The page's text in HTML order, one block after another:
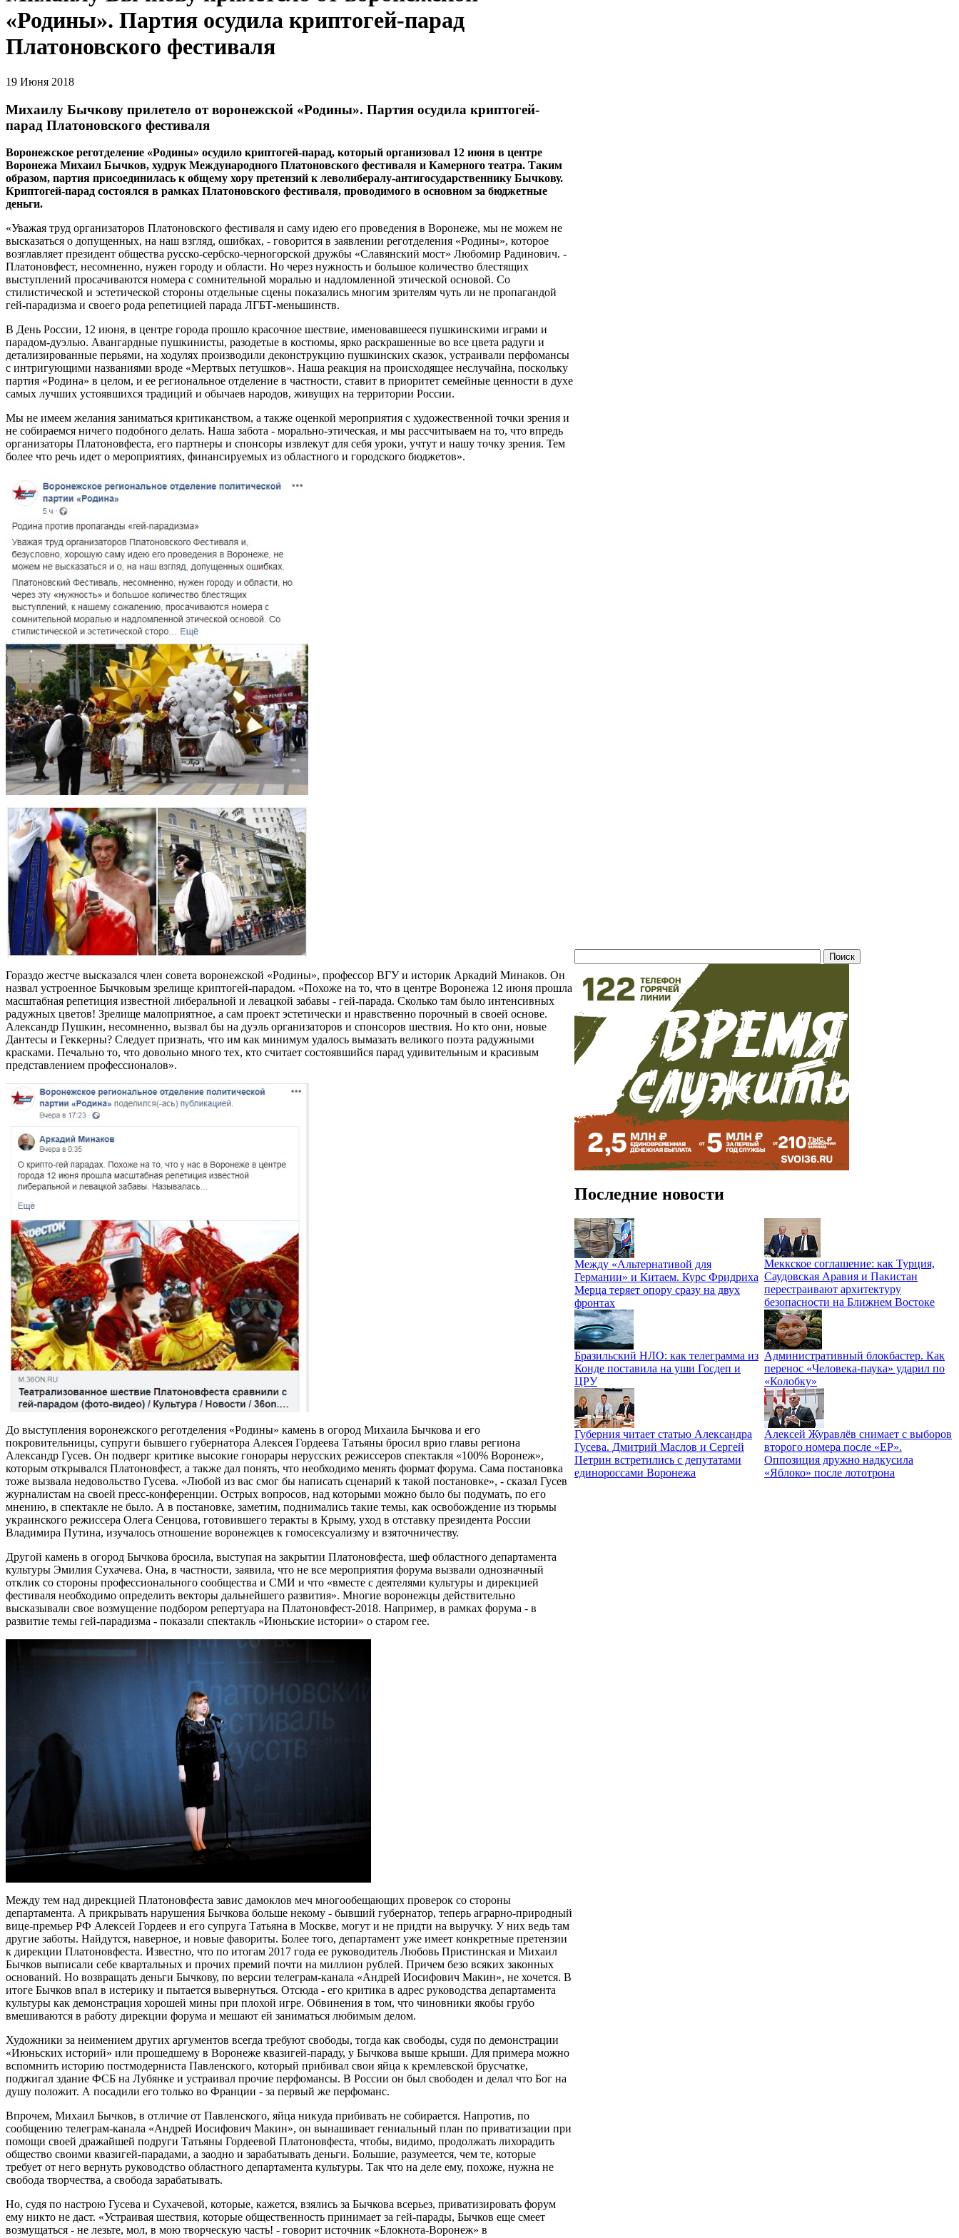
«Родины». Партия осудила криптогей-парад
Платоновского фестиваля
19 Июня 2018
Михаилу Бычкову прилетело от воронежской «Родины». Партия осудила криптогей-
парад Платоновского фестиваля
Воронежское реготделение «Родины» осудило криптогей-парад, который организовал 12 июня в центре
Воронежа Михаил Бычков, худрук Международного Платоновского фестиваля и Камерного театра. Таким
образом, партия присоединилась к общему хору претензий к леволибералу-антигосударственнику Бычкову.
Криптогей-парад состоялся в рамках Платоновского фестиваля, проводимого в основном за бюджетные
деньги.
«Уважая труд организаторов Платоновского фестиваля и саму идею его проведения в Воронеже, мы не можем не
высказаться о допущенных, на наш взгляд, ошибках, - говорится в заявлении реготделения «Родины», которое
возглавляет президент общества русско-сербско-черногорской дружбы «Славянский мост» Любомир Радинович. -
Платоновфест, несомненно, нужен городу и области. Но через нужность и большое количество блестящих
выступлений просачиваются номера с сомнительной моралью и надломленной этической основой. Со
стилистической и эстетической стороны отдельные сцены показались многим зрителям чуть ли не пропагандой
гей-парадизма и своего рода репетицией парада ЛГБТ-меньшинств.
В День России, 12 июня, в центре города прошло красочное шествие, именовавшееся пушкинскими играми и
парадом-дуэлью. Авангардные пушкинисты, разодетые в костюмы, ярко раскрашенные во все цвета радуги и
детализированные перьями, на ходулях производили деконструкцию пушкинских сказок, устраивали перфомансы
с интригующими названиями вроде «Мертвых петушков». Наша реакция на происходящее неслучайна, поскольку
партия «Родина» в целом, и ее региональное отделение в частности, ставит в приоритет семейные ценности в духе
самых лучших устоявшихся традиций и обычаев народов, живущих на территории России.
Мы не имеем желания заниматься критиканством, а также оценкой мероприятия с художественной точки зрения и
не собираемся ничего подобного делать. Наша забота - морально-этическая, и мы рассчитываем на то, что впредь
организаторы Платоновфеста, его партнеры и спонсоры извлекут для себя уроки, учтут и нашу точку зрения. Тем
более что речь идет о мероприятиях, финансируемых из областного и городского бюджетов».
Гораздо жестче высказался член совета воронежской «Родины», профессор ВГУ и историк Аркадий Минаков. Он
назвал устроенное Бычковым зрелище криптогей-парадом. «Похоже на то, что в центре Воронежа 12 июня прошла
масштабная репетиция известной либеральной и левацкой забавы - гей-парада. Сколько там было интенсивных
радужных цветов! Зрелище малоприятное, а сам проект эстетически и нравственно порочный в своей основе.
Александр Пушкин, несомненно, вызвал бы на дуэль организаторов и спонсоров шествия. Но кто они, новые
Дантесы и Геккерны? Следует признать, что им как минимум удалось вымазать великого поэта радужными
красками. Печально то, что довольно много тех, кто считает состоявшийся парад удивительным и красивым
представлением профессионалов».
До выступления воронежского реготделения «Родины» камень в огород Михаила Бычкова и его
покровительницы, супруги бывшего губернатора Алексея Гордеева Татьяны бросил врио главы региона
Александр Гусев. Он подверг критике высокие гонорары нерусских режиссеров спектакля «100% Воронеж»,
которым открывался Платоновфест, а также дал понять, что необходимо менять формат форума. Сама постановка
тоже вызвала недовольство Гусева. «Любой из вас смог бы написать сценарий к такой постановке», - сказал Гусев
журналистам на своей пресс-конференции. Острых вопросов, над которыми можно было бы подумать, по его
мнению, в спектакле не было. А в постановке, заметим, поднимались такие темы, как освобождение из тюрьмы
украинского режиссера Олега Сенцова, готовившего теракты в Крыму, уход в отставку президента России
Владимира Путина, изучалось отношение воронежцев к гомосексуализму и взяточничеству.
Другой камень в огород Бычкова бросила, выступая на закрытии Платоновфеста, шеф областного департамента
культуры Эмилия Сухачева. Она, в частности, заявила, что не все мероприятия форума вызвали однозначный
отклик со стороны профессионального сообщества и СМИ и что «вместе с деятелями культуры и дирекцией
фестиваля необходимо определить векторы дальнейшего развития». Многие воронежцы действительно
высказывали свое возмущение подбором репертуара на Платоновфест-2018. Например, в рамках форума - в
развитие темы гей-парадизма - показали спектакль «Июньские истории» о старом гее.
Между тем над дирекцией Платоновфеста завис дамоклов меч многообещающих проверок со стороны
департамента. А прикрывать нарушения Бычкова больше некому - бывший губернатор, теперь аграрно-природный
вице-премьер РФ Алексей Гордеев и его супруга Татьяна в Москве, могут и не придти на выручку. У них ведь там
другие заботы. Найдутся, наверное, и новые фавориты. Более того, департамент уже имеет конкретные претензии
к дирекции Платоновфеста. Известно, что по итогам 2017 года ее руководитель Любовь Пристинская и Михаил
Бычков выписали себе квартальных и прочих премий почти на миллион рублей. Причем безо всяких законных
оснований. Но возвращать деньги Бычкову, по версии телеграм-канала «Андрей Иосифович Макин», не хочется. В
итоге Бычков впал в истерику и пытается вывернуться. Отсюда - его критика в адрес руководства департамента
культуры как демонстрация хорошей мины при плохой игре. Обвинения в том, что чиновники якобы грубо
вмешиваются в работу дирекции форума и мешают ей заниматься любимым делом.
Художники за неимением других аргументов всегда требуют свободы, тогда как свободы, судя по демонстрации
«Июньских историй» или прошедшему в Воронеже квазигей-параду, у Бычкова выше крыши. Для примера можно
вспомнить историю постмодерниста Павленского, который прибивал свои яйца к кремлевской брусчатке,
поджигал здание ФСБ на Лубянке и устраивал прочие перфомансы. В России он был свободен и делал что Бог на
душу положит. А посадили его только во Франции - за первый же перфоманс.
Впрочем, Михаил Бычков, в отличие от Павленского, яйца никуда прибивать не собирается. Напротив, по
сообщению телеграм-канала «Андрей Иосифович Макин», он вынашивает гениальный план по приватизации при
помощи своей дражайшей подруги Татьяны Гордеевой Платоновфеста, чтобы, видимо, продолжать лихорадить
общество своими квазигей-парадами, а заодно и зарабатывать деньги. Большие, разумеется, чем те, которые
требует от него вернуть руководство областного департамента культуры. Так что на деле ему, похоже, нужна не
свобода творчества, а свобода зарабатывать.
Но, судя по настрою Гусева и Сухачевой, которые, кажется, взялись за Бычкова всерьез, приватизировать форум
ему никто не даст. «Устраивая шествия, которые общественность принимает за гей-парады, Бычков еще смеет
возмущаться - не лезьте, мол, в мою творческую часть! - говорит источник «Блокнота-Воронеж» в
Последние новости
Между «Альтернативой для
Германии» и Китаем. Курс Фридриха
Мерца теряет опору сразу на двух
фронтах
Меккское соглашение: как Турция,
Саудовская Аравия и Пакистан
перестраивают архитектуру
безопасности на Ближнем Востоке
Бразильский НЛО: как телеграмма из
Конде поставила на уши Госдеп и
ЦРУ
Административный блокбастер. Как
перенос «Человека-паука» ударил по
«Колобку»
Губерния читает статью Александра
Гусева. Дмитрий Маслов и Сергей
Петрин встретились с депутатами
единороссами Воронежа
Алексей Журавлёв снимает с выборов
второго номера после «ЕР».
Оппозиция дружно надкусила
«Яблоко» после лототрона